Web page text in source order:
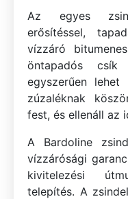
Az egyes
erősítéssel,
vízzáró
öntapadós csík
egyszerűen
zúzaléknak
fest, és ellenáll az
A Bardoline
vízzárósági
kivitelezési
telepítés. A